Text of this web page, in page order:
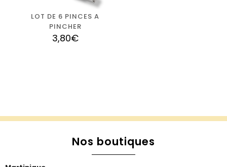
LOT DE 6 PINCES A
PINCHER
3,80€
Nos boutiques